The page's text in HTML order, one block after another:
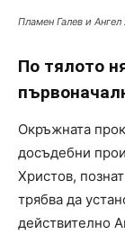
Пламен Галев и
По тялото
Окръжната
досъдебни
Христов,
трябва да
действително